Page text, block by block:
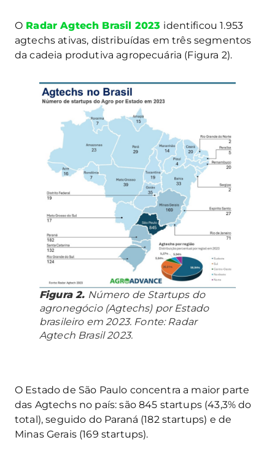
O Radar Agtech Brasil 2023 identificou 1.953
agtechs ativas, distribuídas em três segmentos
da cadeia produtiva agropecuária (Figura 2).
Figura 2. Número de Startups do
agronegócio (Agtechs) por Estado
brasileiro em 2023. Fonte: Radar
Agtech Brasil 2023.
O Estado de São Paulo concentra a maior parte
das Agtechs no país: são 845 startups (43,3% do
total), seguido do Paraná (182 startups) e de
Minas Gerais (169 startups).